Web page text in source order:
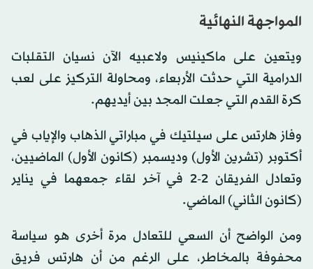
المواجهة النهائية
ويتعين على ماكينيس ولاعبيه الآن نسيان التقلبات
الدرامية التي حدثت الأربعاء، ومحاولة التركيز على لعب
كرة القدم التي جعلت المجد بين أيديهم.
وفاز هارتس على سيلتيك في مباراتي الذهاب والإياب في
أكتوبر (تشرين الأول) وديسمبر (كانون الأول) الماضيين،
وتعادل الفريقان 2-2 في آخر لقاء جمعهما في يناير
(كانون الثاني) الماضي.
ومن الواضح أن السعي للتعادل مرة أخرى هو سياسة
محفوفة بالمخاطر، على الرغم من أن هارتس فريق